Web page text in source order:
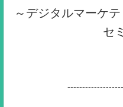
～デジタルマーケ
セ